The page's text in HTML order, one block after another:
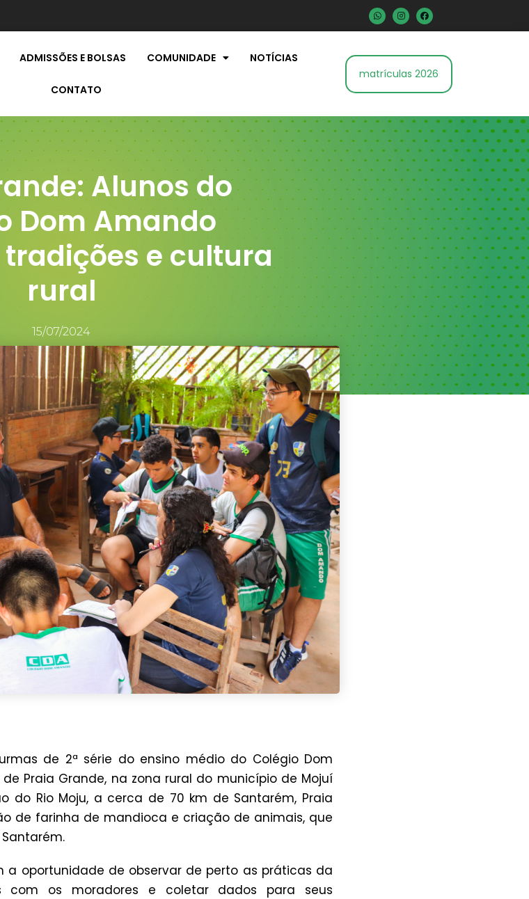
ADMISSÕES E BOLSAS COMUNIDADE NOTÍCIAS
CONTATO
matrículas 2026
Alunos do
Dom Amando
e cultura
rural
15/07/2024
de 2ª série do ensino médio do Colégio Dom
Praia Grande, na zona rural do município de Mojuí
do Rio Moju, a cerca de 70 km de Santarém, Praia
de farinha de mandioca e criação de animais, que
a oportunidade de observar de perto as práticas da
com os moradores e coletar dados para seus